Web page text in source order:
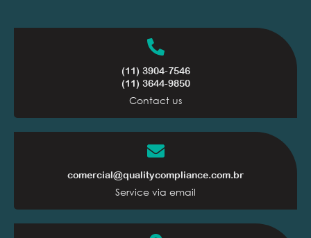
(11) 3904-7546
(11) 3644-9850
Contact us
comercial@qualitycompliance.com.br
Service via email